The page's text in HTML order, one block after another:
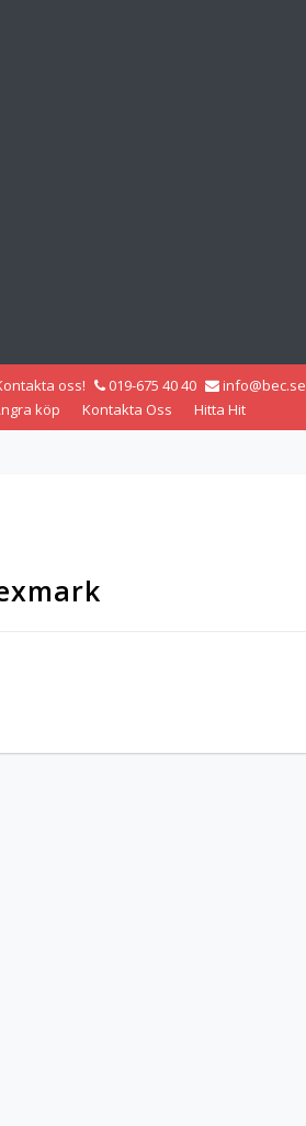
oss! 019-675 40 40 info@bec.se
köp Kontakta Oss Hitta Hit